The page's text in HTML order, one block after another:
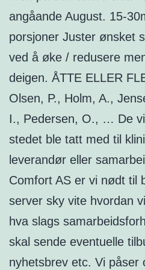
angåande August. 15-
porsjoner Juster ønsket
ved å øke / redusere
deigen. ÅTTE ELLER
Olsen, P., Holm, A.,
I., Pedersen, O., … De
stedet ble tatt med til
leverandør eller
Comfort AS er vi nødt til
server sky vite hvordan
hva slags
skal sende eventuelle
nyhetsbrev etc. Vi påser